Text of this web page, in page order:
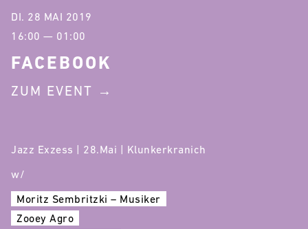
Jazz Exzess | 28.Mai | Klunkerkranich
w/
Moritz Sembritzki – Musiker
Zooey Agro
DI. 28 MAI 2019
16:00 — 01:00
FACEBOOK
ZUM EVENT